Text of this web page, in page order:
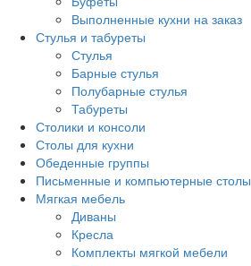
Выполненные кухни на заказ
Стулья и табуреты
Стулья
Барные стулья
Полубарные стулья
Табуреты
Столики и консоли
Столы для кухни
Обеденные группы
Письменные и компьютерные столы
Мягкая мебель
Диваны
Кресла
Комплекты мягкой мебели